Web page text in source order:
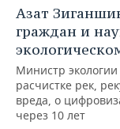
Азат
граждан и
Министр
расчистке рек,
вреда, о
через 10 лет